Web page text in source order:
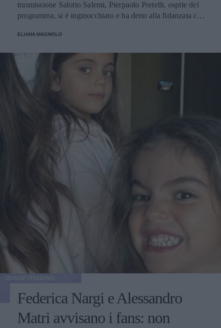
trasmissione Salotto Salemi, Pierpaolo Pretelli, ospite del
programma, si è inginocchiato e ha detto alla fidanzata che
cena con lui!
ELIANA MAGNOLO
Federica Nargi e Alessandro
Matri avvisano i fans: non